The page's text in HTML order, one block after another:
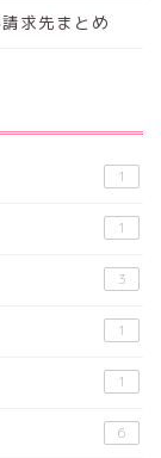
求先まとめ
1
1
3
1
1
6